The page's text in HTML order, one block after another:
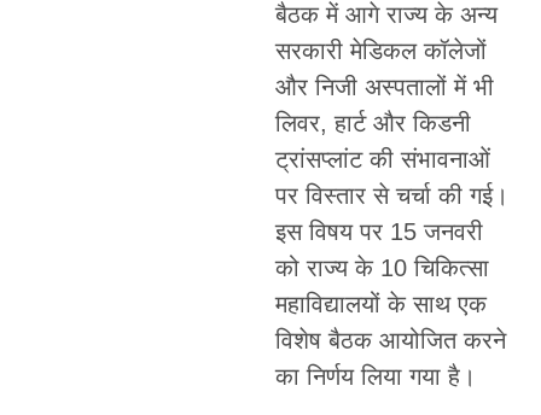
बैठक में आगे राज्य के अन्य
सरकारी मेडिकल कॉलेजों
और निजी अस्पतालों में भी
लिवर, हार्ट और किडनी
ट्रांसप्लांट की संभावनाओं
पर विस्तार से चर्चा की गई।
इस विषय पर 15 जनवरी
को राज्य के 10 चिकित्सा
महाविद्यालयों के साथ एक
विशेष बैठक आयोजित करने
का निर्णय लिया गया है।